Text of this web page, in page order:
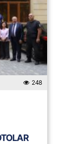
248